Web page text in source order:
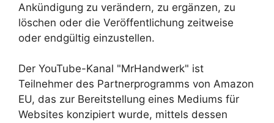
Ankündigung zu verändern, zu ergänzen, zu
löschen oder die Veröffentlichung zeitweise
oder endgültig einzustellen.
Der YouTube-Kanal "MrHandwerk" ist
Teilnehmer des Partnerprogramms von Amazon
EU, das zur Bereitstellung eines Mediums für
Websites konzipiert wurde, mittels dessen